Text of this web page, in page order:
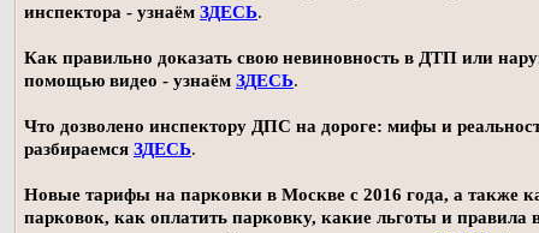
инспектора - узнаём ЗДЕСЬ.
Как правильно доказать свою невиновность в ДТП или
помощью видео - узнаём ЗДЕСЬ.
Что дозволено инспектору ДПС на дороге: мифы и
разбираемся ЗДЕСЬ.
Новые тарифы на парковки в Москве с 2016 года, а также
парковок, как оплатить парковку, какие льготы и правила